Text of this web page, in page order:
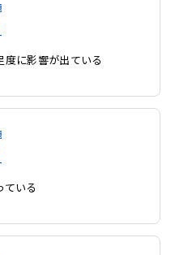
に影響が出ている
いる